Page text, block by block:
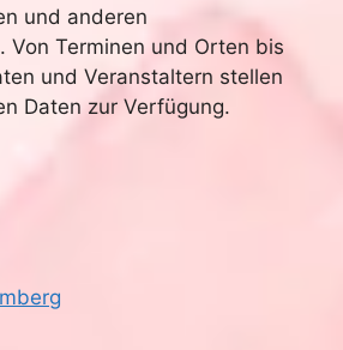
und anderen
Von Terminen und Orten bis
und Veranstaltern stellen
Daten zur Verfügung.